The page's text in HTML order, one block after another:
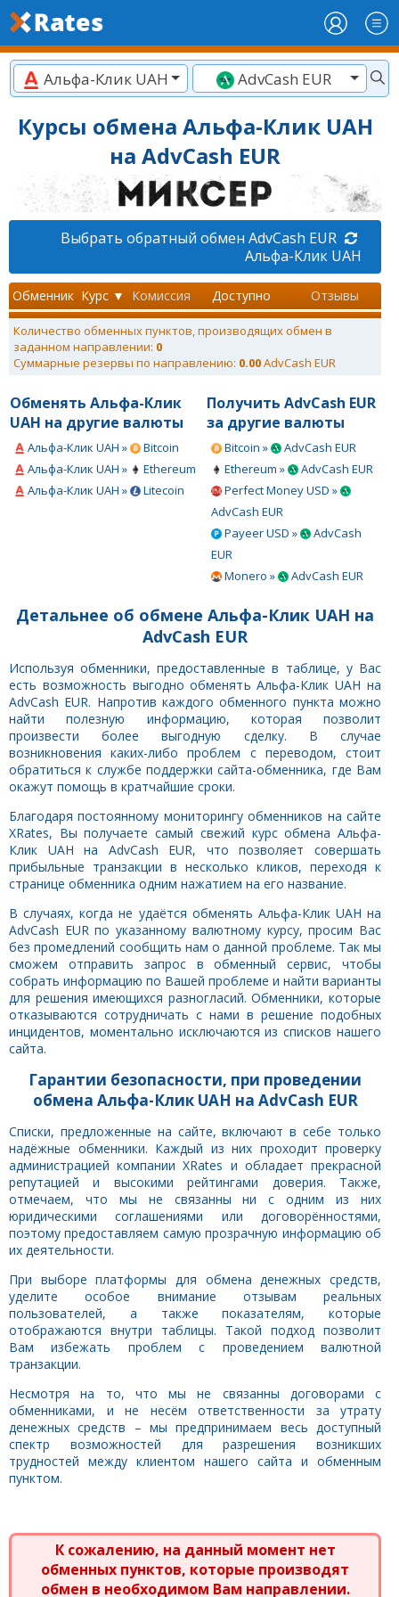
Альфа-Клик UAH AdvCash EUR
Курсы обмена Альфа-Клик UAH
на AdvCash EUR
Выбрать обратный обмен AdvCash EUR
Альфа-Клик UAH
Обменник Курс ▼ Комиссия Доступно Отзывы
Количество обменных пунктов, производящих обмен в
заданном направлении: 0
Суммарные резервы по направлению: 0.00AdvCash EUR
Обменять Альфа-Клик
UAH на другие валюты
Альфа-Клик UAH »
Bitcoin
Альфа-Клик UAH »
Ethereum
Альфа-Клик UAH »
Litecoin
Получить AdvCash EUR
за другие валюты
Bitcoin »
AdvCash EUR
Ethereum »
AdvCash EUR
Perfect Money USD »
AdvCash EUR
Payeer USD »
AdvCash
EUR
Monero »
AdvCash EUR
Детальнее об обмене Альфа-Клик UAH на
AdvCash EUR
Используя обменники, предоставленные в таблице, у Вас
есть возможность выгодно обменять Альфа-Клик UAH на
AdvCash EUR. Напротив каждого обменного пункта можно
найти полезную информацию, которая позволит
произвести более выгодную сделку. В случае
возникновения каких-либо проблем с переводом, стоит
обратиться к службе поддержки сайта-обменника, где Вам
окажут помощь в кратчайшие сроки.
Благодаря постоянному мониторингу обменников на сайте
XRates, Вы получаете самый свежий курс обмена Альфа-
Клик UAH на AdvCash EUR, что позволяет совершать
прибыльные транзакции в несколько кликов, переходя к
странице обменника одним нажатием на его название.
В случаях, когда не удаётся обменять Альфа-Клик UAH на
AdvCash EUR по указанному валютному курсу, просим Вас
без промедлений сообщить нам о данной проблеме. Так мы
сможем отправить запрос в обменный сервис, чтобы
собрать информацию по Вашей проблеме и найти варианты
для решения имеющихся разногласий. Обменники, которые
отказываются сотрудничать с нами в решение подобных
инцидентов, моментально исключаются из списков нашего
сайта.
Гарантии безопасности, при проведении
обмена Альфа-Клик UAH на AdvCash EUR
Списки, предложенные на сайте, включают в себе только
надёжные обменники. Каждый из них проходит проверку
администрацией компании XRates и обладает прекрасной
репутацией и высокими рейтингами доверия. Также,
отмечаем, что мы не связанны ни с одним из них
юридическими соглашениями или договорённостями,
поэтому предоставляем самую прозрачную информацию об
их деятельности.
При выборе платформы для обмена денежных средств,
уделите особое внимание отзывам реальных
пользователей, а также показателям, которые
отображаются внутри таблицы. Такой подход позволит
Вам избежать проблем с проведением валютной
транзакции.
Несмотря на то, что мы не связанны договорами с
обменниками, и не несём ответственности за утрату
денежных средств – мы предпринимаем весь доступный
спектр возможностей для разрешения возникших
трудностей между клиентом нашего сайта и обменным
пунктом.
К сожалению, на данный момент нет
обменных пунктов, которые производят
обмен в необходимом Вам направлении.